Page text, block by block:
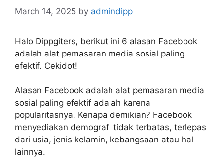
March 14, 2025 by admindipp
Halo Dippgiters, berikut ini 6 alasan Facebook
adalah alat pemasaran media sosial paling
efektif. Cekidot!
Alasan Facebook adalah alat pemasaran media
sosial paling efektif adalah karena
popularitasnya. Kenapa demikian? Facebook
menyediakan demografi tidak terbatas, terlepas
dari usia, jenis kelamin, kebangsaan atau hal
lainnya.